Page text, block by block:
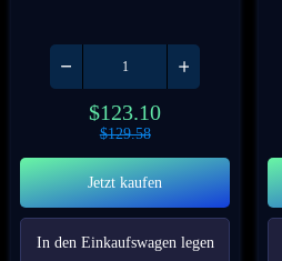
$123.10
$129.58
Jetzt kaufen
In den Einkaufswagen legen